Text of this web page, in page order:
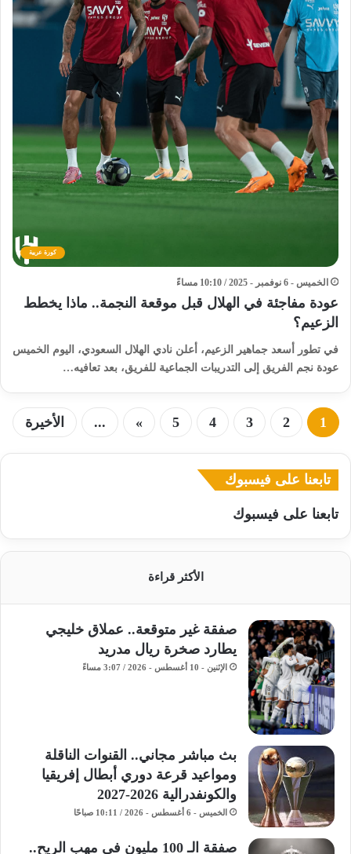
كورة عربية
الخميس - 6 نوفمبر - 2025 / 10:10 مساءً
عودة مفاجئة في الهلال قبل موقعة النجمة.. ماذا يخطط
الزعيم؟
في تطور أسعد جماهير الزعيم، أعلن نادي الهلال السعودي، اليوم الخميس
عودة نجم الفريق إلى التدريبات الجماعية للفريق، بعد تعافيه…
1
2
3
4
5
»
... الأخيرة
تابعنا على فيسبوك
تابعنا على فيسبوك
الأكثر قراءة
صفقة غير متوقعة.. عملاق خليجي
يطارد صخرة ريال مدريد
الإثنين - 10 أغسطس - 2026 / 3:07 مساءً
بث مباشر مجاني.. القنوات الناقلة
ومواعيد قرعة دوري أبطال إفريقيا
والكونفدرالية 2026-2027
الخميس - 6 أغسطس - 2026 / 10:11 صباحًا
صفقة الـ 100 مليون في مهب الريح..